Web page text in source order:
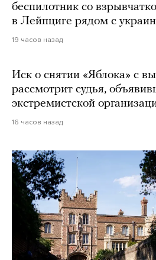
беспилотник со
в Лейпциге рядом с
19 часов назад
Иск о снятии «Яблока» с
рассмотрит судья,
экстремистской
16 часов назад